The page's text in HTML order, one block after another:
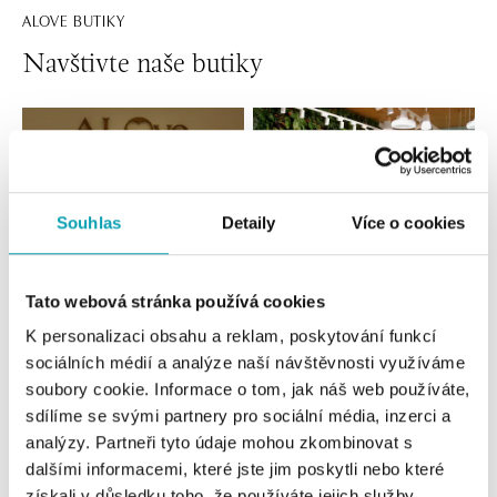
Souhlas Detaily Více o cookies
Tato webová stránka používá cookies
K personalizaci obsahu a reklam, poskytování funkcí
sociálních médií a analýze naší návštěvnosti využíváme
soubory cookie. Informace o tom, jak náš web používáte,
sdílíme se svými partnery pro sociální média, inzerci a
analýzy. Partneři tyto údaje mohou zkombinovat s
dalšími informacemi, které jste jim poskytli nebo které
ALOVE BUTIKY
Navštivte naše butiky
Všechny Česko Slovensko
ALOve OC Nový Smíchov, Praha 5
Plzeňská 8, 150 00 Praha 5 - Anděl
tel.: +420736509250
dnes otevřeno od 09:00